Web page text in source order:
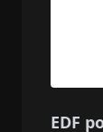
EDF